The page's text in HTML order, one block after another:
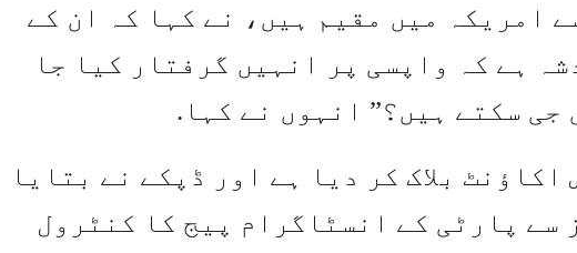
امریکہ میں مقیم ہیں، نے کہا کہ ان کے
ہے کہ واپسی پر انہیں گرفتار کیا جا
سکتے ہیں؟” انہوں نے کہا.
بلاک کر دیا ہے اور ڈپکے نے بتایا
سے پارٹی کے انسٹاگرام پیج کا کنٹرول